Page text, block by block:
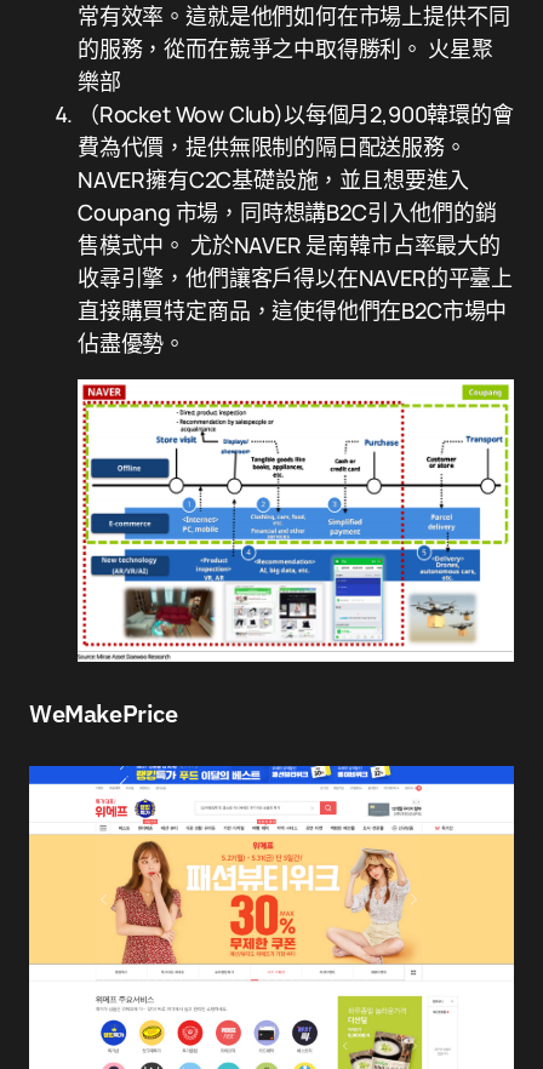
常有效率。這就是他們如何在市場上提供不同
的服務，從而在競爭之中取得勝利。 火星聚
樂部
（Rocket Wow Club)以每個月2,900韓環的會
費為代價，提供無限制的隔日配送服務。
NAVER擁有C2C基礎設施，並且想要進入
Coupang 市場，同時想講B2C引入他們的銷
售模式中。 尤於NAVER 是南韓市占率最大的
收尋引擎，他們讓客戶得以在NAVER的平臺上
直接購買特定商品，這使得他們在B2C市場中
佔盡優勢。
WeMakePrice